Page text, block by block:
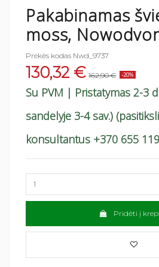
Pakabinamas
moss,
Prekės kodas Nwd_9737
130,32 € 162,90 € -20%
Su PVM | Pristatymas 2-3
sandelyje 3-4 sav.)
konsultantus +370 655
Pridėti į